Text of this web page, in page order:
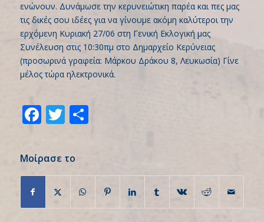
ενώνουν. Δυνάμωσε την κερυνειώτικη παρέα και πες μας
τις δικές σου ιδέες για να γίνουμε ακόμη καλύτεροι την
ερχόμενη Κυριακή 27/06 στη Γενική Εκλογική μας
Συνέλευση στις 10:30πμ στο Δημαρχείο Κερύνειας
(προσωρινά γραφεία: Μάρκου Δράκου 8, Λευκωσία) Γίνε
μέλος τώρα ηλεκτρονικά.
Facebook
Twitter
Share
Μοίρασε το